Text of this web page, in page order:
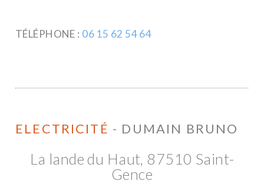
TÉLÉPHONE : 06 15 62 54 64
ELECTRICITÉ - DUMAIN BRUNO
La lande du Haut, 87510 Saint-
Gence